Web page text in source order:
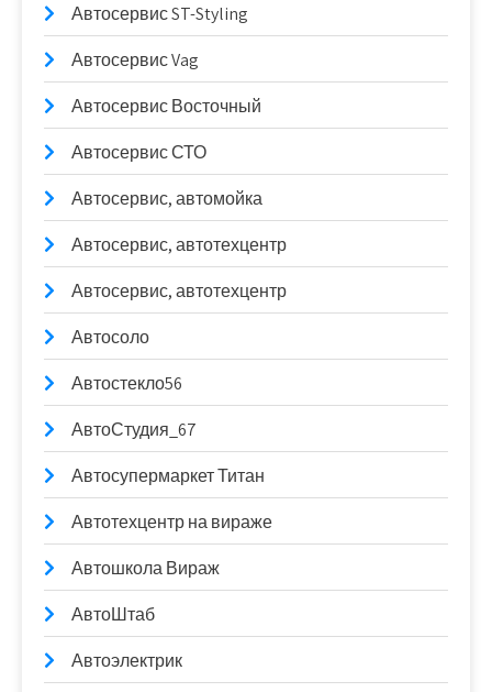
Автосервис ST-Styling
Автосервис Vag
Автосервис Восточный
Автосервис СТО
Автосервис, автомойка
Автосервис, автотехцентр
Автосервис, автотехцентр
Автосоло
Автостекло56
АвтоСтудия_67
Автосупермаркет Титан
Автотехцентр на вираже
Автошкола Вираж
АвтоШтаб
Автоэлектрик